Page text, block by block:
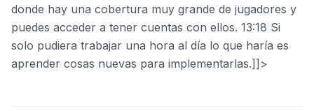
donde hay una cobertura muy grande de jugadores y
puedes acceder a tener cuentas con ellos. 13:18 Si
solo pudiera trabajar una hora al día lo que haría es
aprender cosas nuevas para implementarlas.]]>